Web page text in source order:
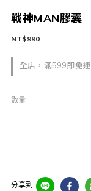
戰神MAN膠囊
全店，滿599即免運
NT$990
數量
分享到